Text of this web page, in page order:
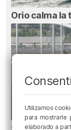
Orio calma la
Utilizamos
para mostrarle
elaborado a